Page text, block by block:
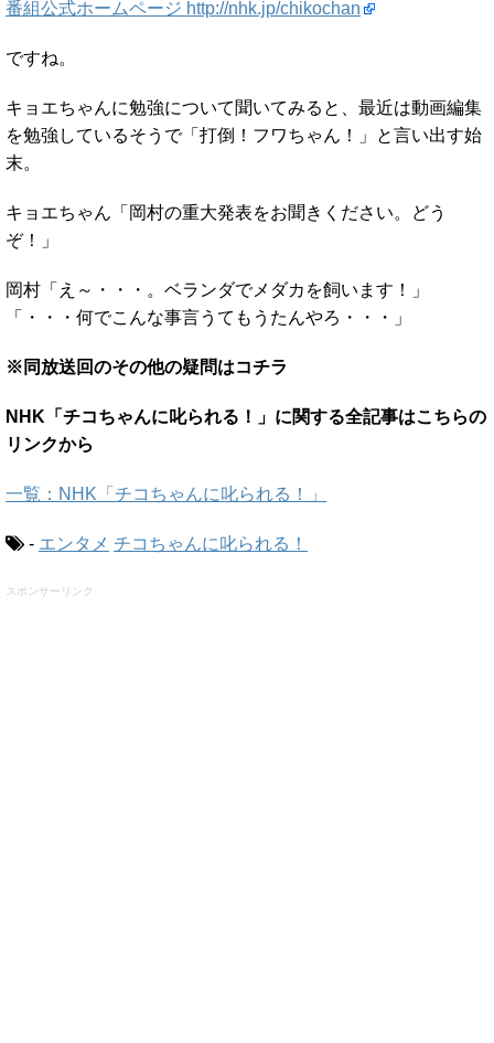
番組公式ホームページ http://nhk.jp/chikochan
ですね。
キョエちゃんに勉強について聞いてみると、最近は動画編集
を勉強しているそうで「打倒！フワちゃん！」と言い出す始
末。
キョエちゃん「岡村の重大発表をお聞きください。どう
ぞ！」
岡村「え～・・・。ベランダでメダカを飼います！」
「・・・何でこんな事言うてもうたんやろ・・・」
※同放送回のその他の疑問はコチラ
NHK「チコちゃんに叱られる！」に関する全記事はこちらの
リンクから
一覧：NHK「チコちゃんに叱られる！」
- エンタメ チコちゃんに叱られる！
スポンサーリンク